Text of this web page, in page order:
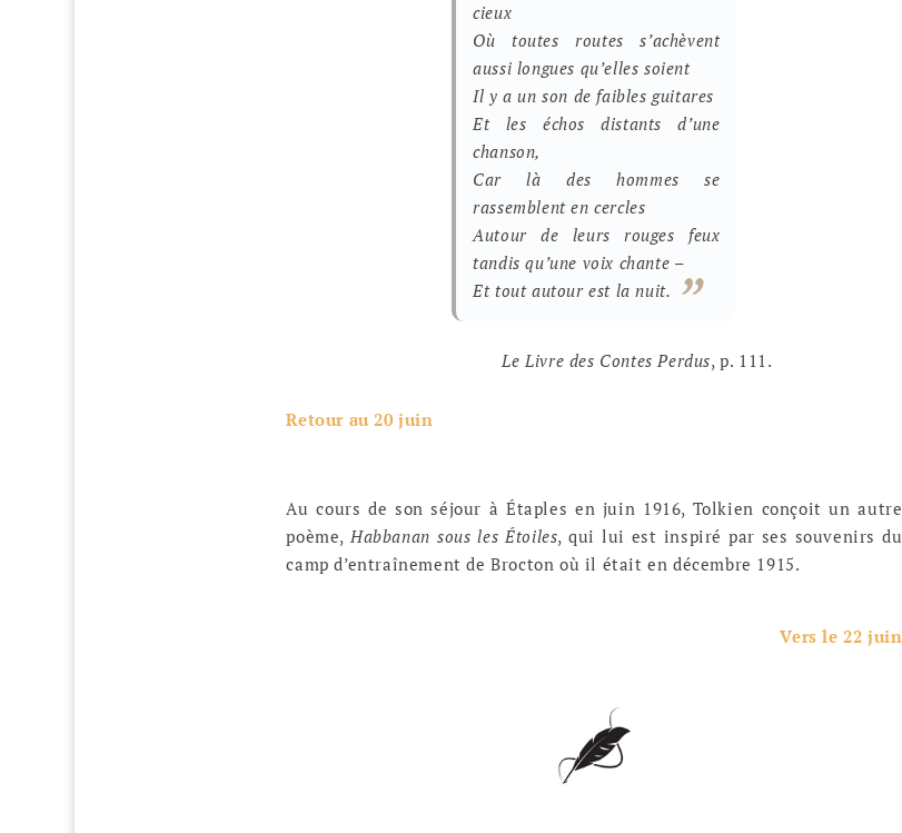
cieux
Où toutes routes s’achèvent
aussi longues qu’elles soient
Il y a un son de faibles guitares
Et les échos distants d’une
chanson,
Car là des hommes se
rassemblent en cercles
Autour de leurs rouges feux
tandis qu’une voix chante –
Et tout autour est la nuit.
Le Livre des Contes Perdus, p. 111.
Retour au 20 juin
Au cours de son séjour à Étaples en juin 1916, Tolkien conçoit un autre
poème, Habbanan sous les Étoiles, qui lui est inspiré par ses souvenirs du
camp d’entraînement de Brocton où il était en décembre 1915.
Vers le 22 juin